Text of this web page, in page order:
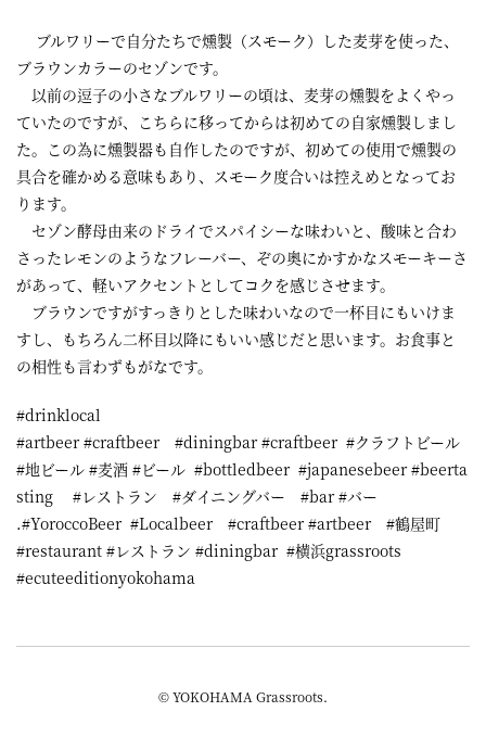
ニ
ン
グ
バ
ー
ブルワリーで自分たちで燻製（スモーク）した麦芽を使った、
ブラウンカラーのセゾンです。
以前の逗子の小さなブルワリーの頃は、麦芽の燻製をよくやっ
ていたのですが、こちらに移ってからは初めての自家燻製しまし
た。この為に燻製器も自作したのですが、初めての使用で燻製の
具合を確かめる意味もあり、スモーク度合いは控えめとなってお
ります。
セゾン酵母由来のドライでスパイシーな味わいと、酸味と合わ
さったレモンのようなフレーバー、ぞの奥にかすかなスモーキーさ
があって、軽いアクセントとしてコクを感じさせます。
ブラウンですがすっきりとした味わいなので一杯目にもいけま
すし、もちろん二杯目以降にもいい感じだと思います。お食事と
の相性も言わずもがなです。
#drinklocal
#artbeer #craftbeer #diningbar #craftbeer #クラフトビール
#地ビール #麦酒 #ビール #bottledbeer #japanesebeer #beerta
sting #レストラン #ダイニングバー #bar #バー
.#YoroccoBeer #Localbeer #craftbeer #artbeer #鶴屋町
#restaurant #レストラン #diningbar #横浜grassroots
#ecuteeditionyokohama
© YOKOHAMA Grassroots.